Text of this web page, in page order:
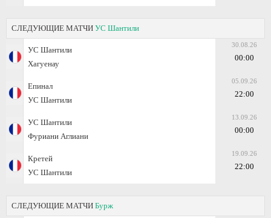
СЛЕДУЮЩИЕ МАТЧИ УС Шантили
УС Шантили
Хагуенау
30.08.26
00:00
Епинал
УС Шантили
05.09.26
22:00
УС Шантили
Фуриани Аглиани
13.09.26
00:00
Кретей
УС Шантили
19.09.26
22:00
СЛЕДУЮЩИЕ МАТЧИ Бурж